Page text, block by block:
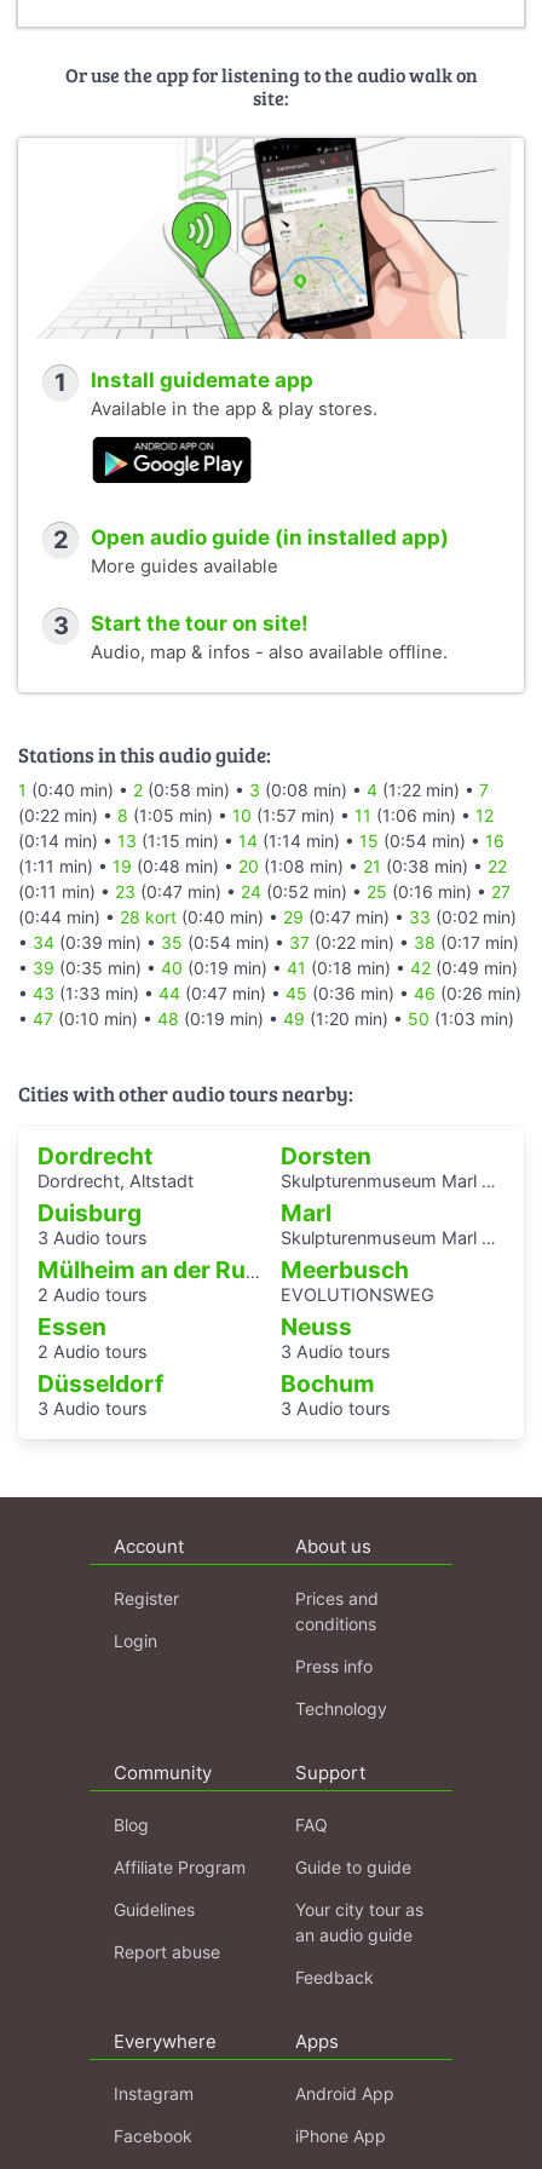
Or use the app for listening to the audio walk on
site:
1 Install guidemate app
Available in the app & play stores.
2 Open audio guide (in installed app)
More guides available
3 Start the tour on site!
Audio, map & infos - also available offline.
Stations in this audio guide:
1 (0:40 min) • 2 (0:58 min) • 3 (0:08 min) • 4 (1:22 min) • 7
(0:22 min) • 8 (1:05 min) • 10 (1:57 min) • 11 (1:06 min) • 12
(0:14 min) • 13 (1:15 min) • 14 (1:14 min) • 15 (0:54 min) • 16
(1:11 min) • 19 (0:48 min) • 20 (1:08 min) • 21 (0:38 min) • 22
(0:11 min) • 23 (0:47 min) • 24 (0:52 min) • 25 (0:16 min) • 27
(0:44 min) • 28 kort (0:40 min) • 29 (0:47 min) • 33 (0:02 min)
• 34 (0:39 min) • 35 (0:54 min) • 37 (0:22 min) • 38 (0:17 min)
• 39 (0:35 min) • 40 (0:19 min) • 41 (0:18 min) • 42 (0:49 min)
• 43 (1:33 min) • 44 (0:47 min) • 45 (0:36 min) • 46 (0:26 min)
• 47 (0:10 min) • 48 (0:19 min) • 49 (1:20 min) • 50 (1:03 min)
Cities with other audio tours nearby:
Dordrecht
Dordrecht, Altstadt
Dorsten
Skulpturenmuseum Marl SPACE INVADER
Duisburg
3 Audio tours
Marl
Skulpturenmuseum Marl SPACE INVADER
Mülheim an der Ruhr
2 Audio tours
Meerbusch
EVOLUTIONSWEG
Essen
2 Audio tours
Neuss
3 Audio tours
Düsseldorf
3 Audio tours
Bochum
3 Audio tours
Account
Register
Login
About us
Prices and
conditions
Press info
Technology
Community
Blog
Affiliate Program
Guidelines
Report abuse
Support
FAQ
Guide to guide
Your city tour as
an audio guide
Feedback
Everywhere
Instagram
Facebook
Apps
Android App
iPhone App